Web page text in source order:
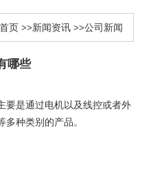
首页 >>新闻资讯 >>公司新闻
哪些
要是通过电机以及线控或者外
种类别的产品。